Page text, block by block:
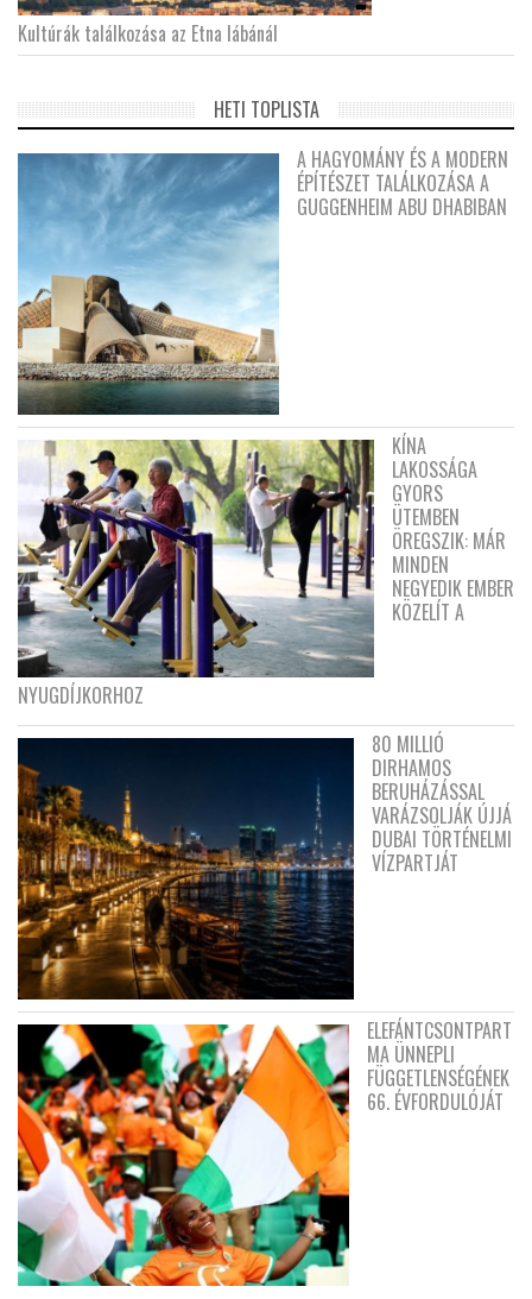
Kultúrák találkozása az Etna lábánál
HETI TOPLISTA
A HAGYOMÁNY ÉS A MODERN
ÉPÍTÉSZET TALÁLKOZÁSA A
GUGGENHEIM ABU DHABIBAN
KÍNA
LAKOSSÁGA
GYORS
ÜTEMBEN
ÖREGSZIK: MÁR
MINDEN
NEGYEDIK EMBER
KÖZELÍT A
NYUGDÍJKORHOZ
80 MILLIÓ
DIRHAMOS
BERUHÁZÁSSAL
VARÁZSOLJÁK ÚJJÁ
DUBAI TÖRTÉNELMI
VÍZPARTJÁT
ELEFÁNTCSONTPART
MA ÜNNEPLI
FÜGGETLENSÉGÉNEK
66. ÉVFORDULÓJÁT